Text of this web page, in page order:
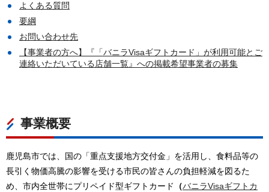
よくある質問
要綱
お問い合わせ先
【事業者の方へ】『「バニラVisaギフトカード」が利用可能とご
連絡いただいている店舗一覧』への掲載希望事業者の募集
事業概要
鹿児島市では、国の「重点支援地方交付金」を活用し、食料品等の
長引く物価高騰の影響を受ける市民の皆さんの負担軽減を図るた
め、市内全世帯にプリペイド型ギフトカード
（バニラVisaギフトカ